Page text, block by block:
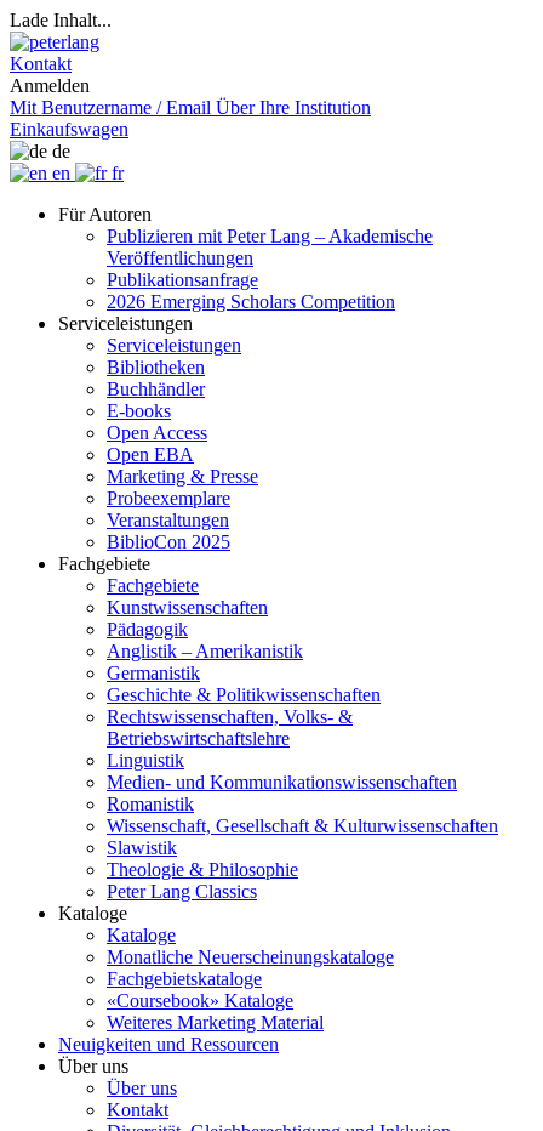
Lade Inhalt...
Kontakt
Anmelden
Mit Benutzername / Email Über Ihre Institution
Einkaufswagen
de
en
fr
Für Autoren
Publizieren mit Peter Lang – Akademische
Veröffentlichungen
Publikationsanfrage
2026 Emerging Scholars Competition
Serviceleistungen
Serviceleistungen
Bibliotheken
Buchhändler
E-books
Open Access
Open EBA
Marketing & Presse
Probeexemplare
Veranstaltungen
BiblioCon 2025
Fachgebiete
Fachgebiete
Kunstwissenschaften
Pädagogik
Anglistik – Amerikanistik
Germanistik
Geschichte & Politikwissenschaften
Rechtswissenschaften, Volks- &
Betriebswirtschaftslehre
Linguistik
Medien- und Kommunikationswissenschaften
Romanistik
Wissenschaft, Gesellschaft & Kulturwissenschaften
Slawistik
Theologie & Philosophie
Peter Lang Classics
Kataloge
Kataloge
Monatliche Neuerscheinungskataloge
Fachgebietskataloge
«Coursebook» Kataloge
Weiteres Marketing Material
Neuigkeiten und Ressourcen
Über uns
Über uns
Kontakt